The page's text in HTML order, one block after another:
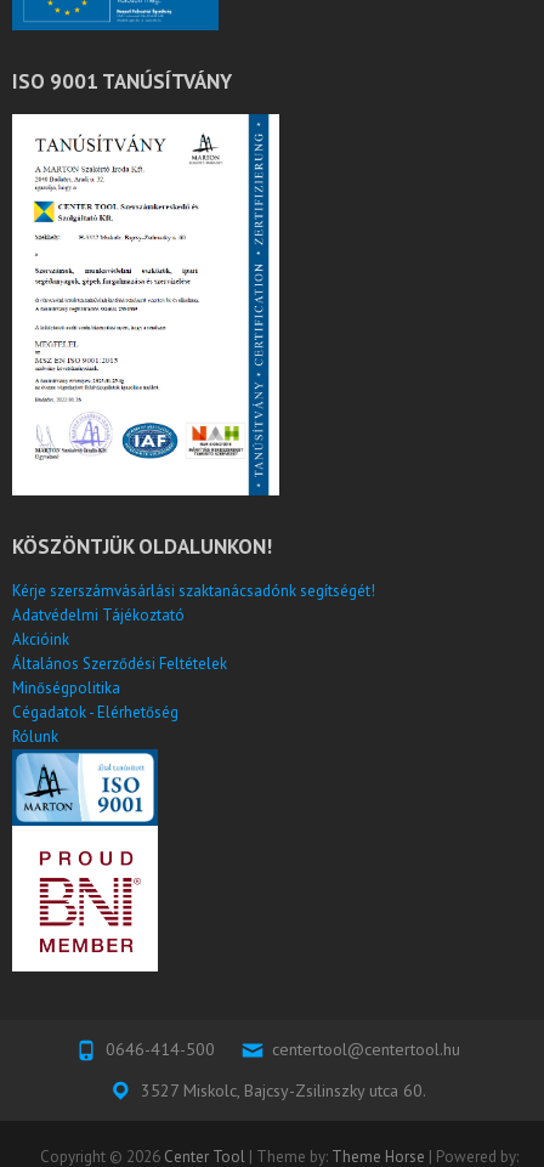
ISO 9001 TANÚSÍTVÁNY
KÖSZÖNTJÜK OLDALUNKON!
Kérje szerszámvásárlási szaktanácsadónk segítségét!
Adatvédelmi Tájékoztató
Akcióink
Általános Szerződési Feltételek
Minőségpolitika
Cégadatok - Elérhetőség
Rólunk
0646-414-500
centertool@centertool.hu
3527 Miskolc, Bajcsy-Zsilinszky utca 60.
Copyright © 2026 Center Tool| Theme by: Theme Horse | Powered by: